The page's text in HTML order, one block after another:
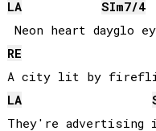
LA
SIm7/4
RE
LA
They're advertising